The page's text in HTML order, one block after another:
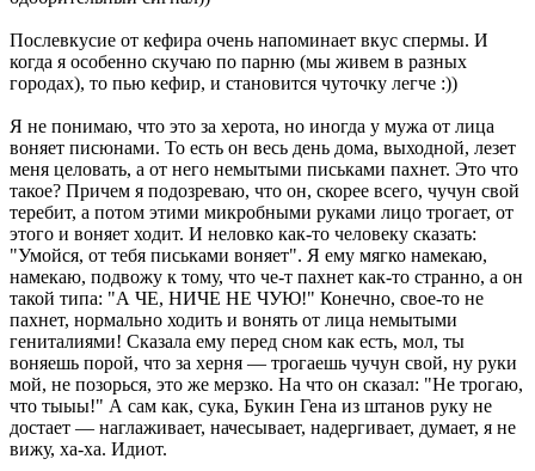
Послевкусие от кефира очень напоминает вкус спермы. И
когда я особенно скучаю по парню (мы живем в разных
городах), то пью кефир, и становится чуточку легче :))
Я не понимаю, что это за херота, но иногда у мужа от лица
воняет писюнами. То есть он весь день дома, выходной, лезет
меня целовать, а от него немытыми письками пахнет. Это что
такое? Причем я подозреваю, что он, скорее всего, чучун свой
теребит, а потом этими микробными руками лицо трогает, от
этого и воняет ходит. И неловко как-то человеку сказать:
"Умойся, от тебя письками воняет". Я ему мягко намекаю,
намекаю, подвожу к тому, что че-т пахнет как-то странно, а он
такой типа: "А ЧЕ, НИЧЕ НЕ ЧУЮ!" Конечно, свое-то не
пахнет, нормально ходить и вонять от лица немытыми
гениталиями! Сказала ему перед сном как есть, мол, ты
воняешь порой, что за херня — трогаешь чучун свой, ну руки
мой, не позорься, это же мерзко. На что он сказал: "Не трогаю,
что тыыы!" А сам как, сука, Букин Гена из штанов руку не
достает — наглаживает, начесывает, надергивает, думает, я не
вижу, ха-ха. Идиот.